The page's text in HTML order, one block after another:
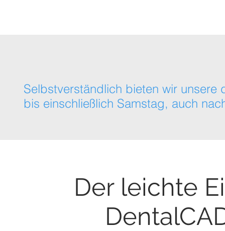
Selbstverständlich bieten wir unsere
bis einschließlich Samstag, auch
Der leichte